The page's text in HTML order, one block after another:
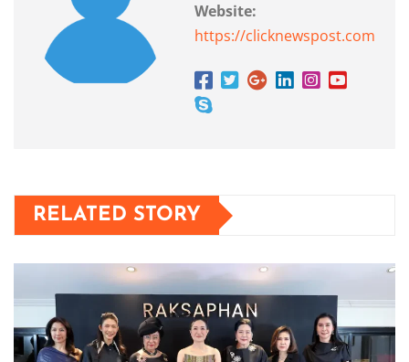
Website:
https://clicknewspost.com
RELATED STORY